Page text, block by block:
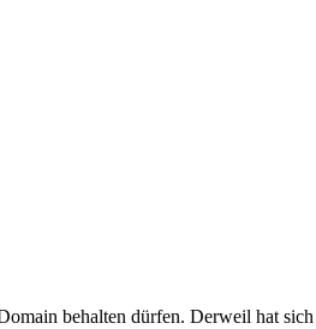
behalten dürfen. Derweil hat